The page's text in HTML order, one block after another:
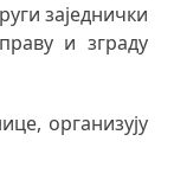
заједнички
и зграду
организују